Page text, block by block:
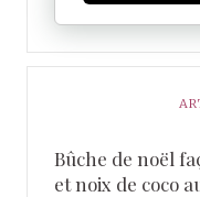
Bûche de noël
et noix de coco